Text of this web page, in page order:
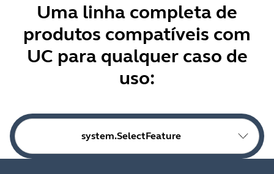
Uma linha completa de
produtos compatíveis com
UC para qualquer caso de
uso:
system.SelectFeature